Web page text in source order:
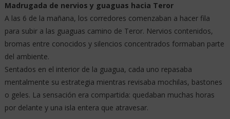
Madrugada de nervios y guaguas hacia Teror
A las 6 de la mañana, los corredores comenzaban a hacer fila
para subir a las guaguas camino de Teror. Nervios contenidos,
bromas entre conocidos y silencios concentrados formaban parte
del ambiente.
Sentados en el interior de la guagua, cada uno repasaba
mentalmente su estrategia mientras revisaba mochilas, bastones
o geles. La sensación era compartida: quedaban muchas horas
por delante y una isla entera que atravesar.